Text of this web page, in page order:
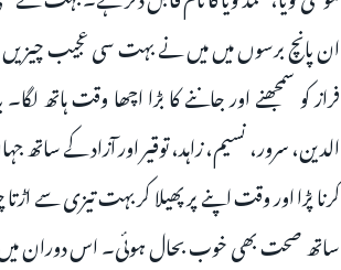
ان پانچ برسوں میں میں نے بہت سی عجیب
فراز کو سمجھنے اور جاننے کا بڑا اچھا وقت ہاتھ
الدین، سرور، نسیم، زاہد، توقیر اور آزاد کے
کرنا پڑا اور وقت اپنے پر پھیلا کر بہت تیزی سے
ساتھ صحت بھی خوب بحال ہوئی۔ اس دوران میں